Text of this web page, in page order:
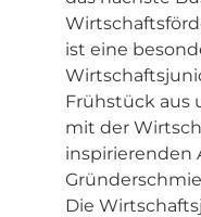
ist eine
Frühstück aus
mit der
inspirierenden
Die